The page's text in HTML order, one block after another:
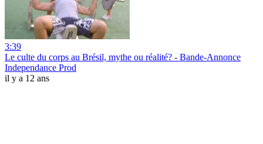
3:39
Le culte du corps au Brésil, mythe ou réalité? - Bande-Annonce
Independance Prod
il y a 12 ans